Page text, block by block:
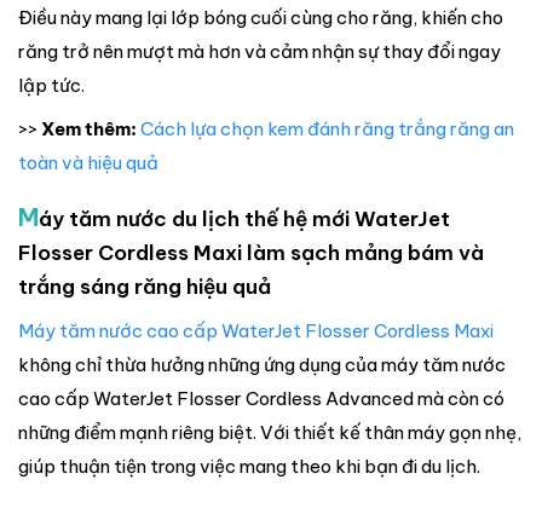
Điều này mang lại lớp bóng cuối cùng cho răng, khiến cho
răng trở nên mượt mà hơn và cảm nhận sự thay đổi ngay
lập tức.
>> Xem thêm: Cách lựa chọn kem đánh răng trắng răng an
toàn và hiệu quả
Máy tăm nước du lịch thế hệ mới WaterJet
Flosser Cordless Maxi làm sạch mảng bám và
trắng sáng răng hiệu quả
Máy tăm nước cao cấp WaterJet Flosser Cordless Maxi
không chỉ thừa hưởng những ứng dụng của máy tăm nước
cao cấp WaterJet Flosser Cordless Advanced mà còn có
những điểm mạnh riêng biệt. Với thiết kế thân máy gọn nhẹ,
giúp thuận tiện trong việc mang theo khi bạn đi du lịch.